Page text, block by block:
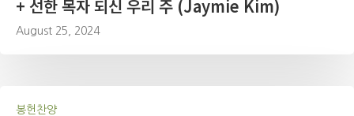
+ 선한 목자 되신 우리 주 (Jaymie Kim)
August 25, 2024
봉헌찬양